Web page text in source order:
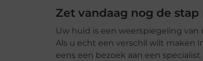
Zet vandaag nog de
Uw huid is een weerspiegeling
Als u echt een verschil wilt maken
eens een bezoek aan een